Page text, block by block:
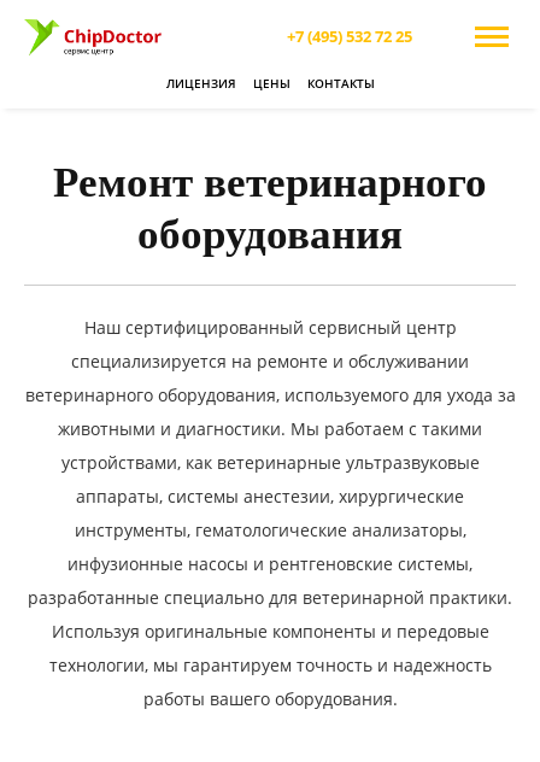
+7 (495) 532 72 25
ЛИЦЕНЗИЯ ЦЕНЫ КОНТАКТЫ
Ремонт ветеринарного
оборудования
Наш сертифицированный сервисный центр
специализируется на ремонте и обслуживании
ветеринарного оборудования, используемого для ухода за
животными и диагностики. Мы работаем с такими
устройствами, как ветеринарные ультразвуковые
аппараты, системы анестезии, хирургические
инструменты, гематологические анализаторы,
инфузионные насосы и рентгеновские системы,
разработанные специально для ветеринарной практики.
Используя оригинальные компоненты и передовые
технологии, мы гарантируем точность и надежность
работы вашего оборудования.